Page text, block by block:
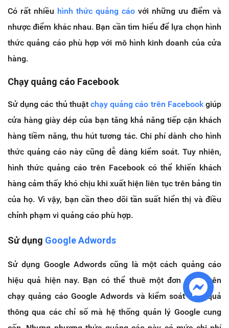
Có rất nhiều hình thức quảng cáo với những ưu điểm và
nhược điểm khác nhau. Bạn cần tìm hiểu để lựa chọn hình
thức quảng cáo phù hợp với mô hình kinh doanh của cửa
hàng.
Chạy quảng cáo Facebook
Sử dụng các thủ thuật chạy quảng cáo trên Facebookgiúp
cửa hàng giày dép của bạn tăng khả năng tiếp cận khách
hàng tiềm năng, thu hút tương tác. Chi phí dành cho hình
thức quảng cáo này cũng dễ dàng kiểm soát. Tuy nhiên,
hình thức quảng cáo trên Facebook có thể khiến khách
hàng cảm thấy khó chịu khi xuất hiện liên tục trên bảng tin
của họ. Vì vậy, bạn cần theo dõi tần suất hiển thị và điều
chỉnh phạm vi quảng cáo phù hợp.
Sử dụng Google Adwords
Sử dụng Google Adwords cũng là một cách quảng cáo
hiệu quả hiện nay. Bạn có thể thuê một đơn vị chuyên
chạy quảng cáo Google Adwords và kiểm soát hiệu quả
thông qua các chỉ số mà hệ thống quản lý Google cung